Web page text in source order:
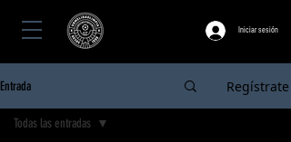
Iniciar sesión
Entrada Regístrate
Todas las entradas